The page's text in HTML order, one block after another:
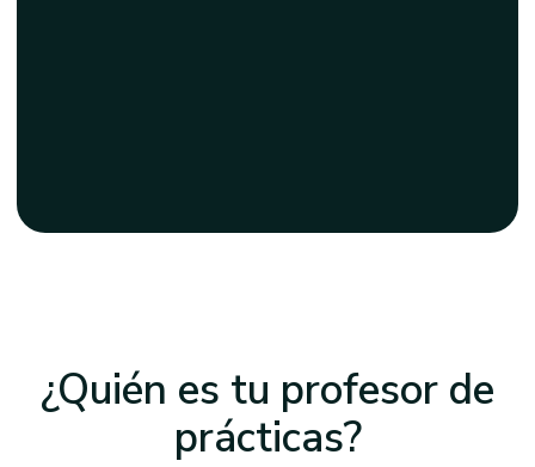
¿Quién es tu profesor de
prácticas?